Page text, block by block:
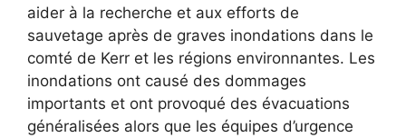
aider à la recherche et aux efforts de
sauvetage après de graves inondations dans le
comté de Kerr et les régions environnantes. Les
inondations ont causé des dommages
importants et ont provoqué des évacuations
généralisées alors que les équipes d’urgence